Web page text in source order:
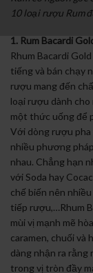
10 loại rượu Rum
1. Rum Bacardi
Rhum Bacardi
tiếng và bán chạy
rượu mang đến
loại rượu dành
một thức uống để
Với dòng rượu
nhiều phương
nhau. Chẳng hạn
với Soda hay
chế biến nên
tiếp rượu,…Rhum
mùi vị mạnh mẽ
caramen, chuối
dàng nhận ra
trong vị tròn đầy